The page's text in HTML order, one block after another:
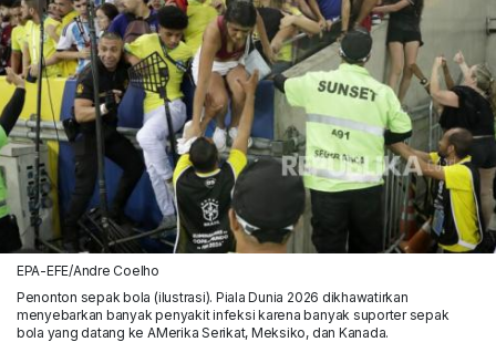
EPA-EFE/Andre Coelho
Penonton sepak bola (ilustrasi). Piala Dunia 2026 dikhawatirkan
menyebarkan banyak penyakit infeksi karena banyak suporter sepak
bola yang datang ke AMerika Serikat, Meksiko, dan Kanada.